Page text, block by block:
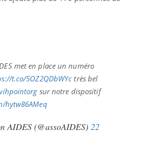
met en place un numéro
t.co/5OZ2QDbWYc très bel
sur notre dispositif
hytw86AMeq
AIDES (@assoAIDES) 22